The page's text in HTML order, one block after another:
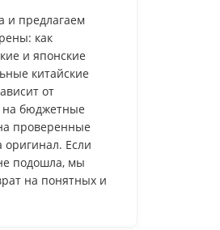
и предлагаем
как
и японские
китайские
от
на бюджетные
проверенные
оригинал. Если
подошла, мы
на понятных и